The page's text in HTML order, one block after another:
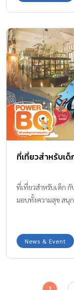
ที่เที่ยวสำหรับเ
ที่เที่ยวสำหรับเด็ก
มอบทั้งความสุข สนุก
News & Event